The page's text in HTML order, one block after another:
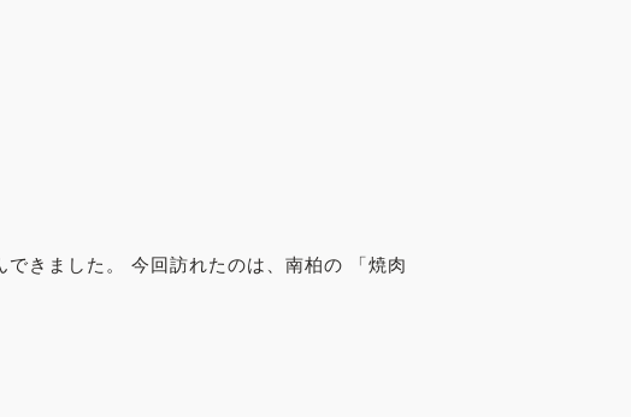
きました。 今回訪れたのは、南柏の 「焼肉